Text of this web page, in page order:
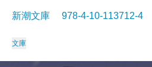
新潮文庫 978-4-10-113712-
文庫